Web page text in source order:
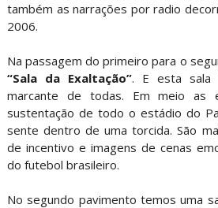
também as narrações por radio
2006.
Na passagem do primeiro para o
“Sala da Exaltação”. E esta sala
marcante de todas. Em meio as
sustentação de todo o estádio do
sente dentro de uma torcida. São
de incentivo e imagens de cenas
do futebol brasileiro.
No segundo pavimento temos uma